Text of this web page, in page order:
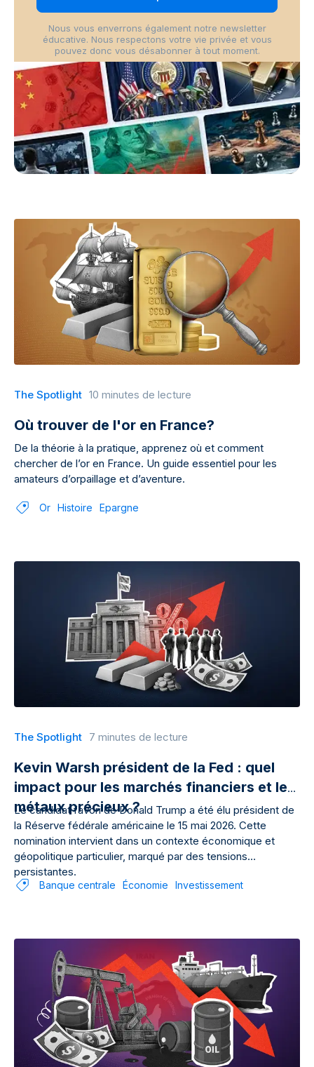
Nous vous enverrons également notre newsletter
éducative. Nous respectons votre vie privée et vous
pouvez donc vous désabonner à tout moment.
The Spotlight 10 minutes de lecture
Où trouver de l'or en France?
De la théorie à la pratique, apprenez où et comment
chercher de l’or en France. Un guide essentiel pour les
amateurs d’orpaillage et d’aventure.
Or Histoire Epargne
The Spotlight 7 minutes de lecture
Kevin Warsh président de la Fed : quel
impact pour les marchés financiers et les
métaux précieux ?
Le candidat favori de Donald Trump a été élu président de
la Réserve fédérale américaine le 15 mai 2026. Cette
nomination intervient dans un contexte économique et
géopolitique particulier, marqué par des tensions
persistantes.
Banque centrale Économie Investissement